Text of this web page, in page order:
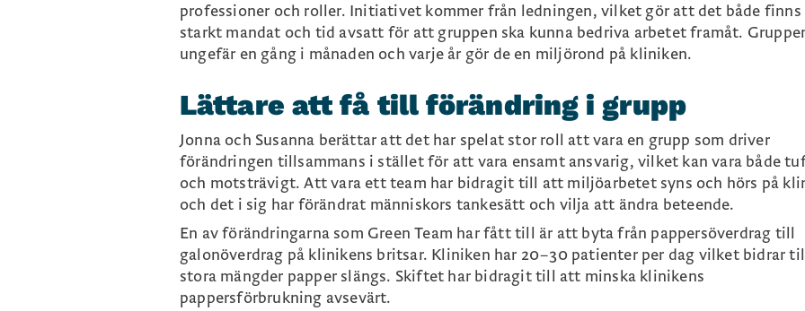
professioner och roller. Initiativet kommer från ledningen, vilket gör att det både
starkt mandat och tid avsatt för att gruppen ska kunna bedriva arbetet framåt.
ungefär en gång i månaden och varje år gör de en miljörond på kliniken.
Lättare att få till förändring i grupp
Jonna och Susanna berättar att det har spelat stor roll att vara en grupp som driver
förändringen tillsammans i stället för att vara ensamt ansvarig, vilket kan vara både
och motsträvigt. Att vara ett team har bidragit till att miljöarbetet syns och hörs på
och det i sig har förändrat människors tankesätt och vilja att ändra beteende.
En av förändringarna som Green Team har fått till är att byta från pappersöverdrag till
galonöverdrag på klinikens britsar. Kliniken har 20–30 patienter per dag vilket bidrar
stora mängder papper slängs. Skiftet har bidragit till att minska klinikens
pappersförbrukning avsevärt.